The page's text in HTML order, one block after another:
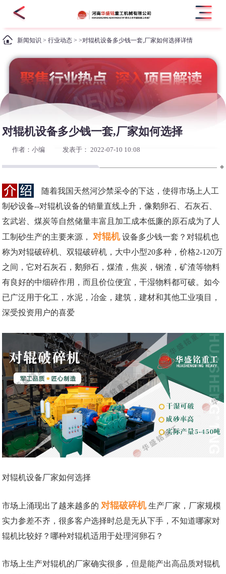
新闻知识 >行业动态 > >对辊机设备多少钱一套,厂家如何选择详情
对辊机设备多少钱一套,厂家如何选择
作者：小编 发表于： 2022-07-10 10:08
随着我国天然河沙禁采令的下达，使得市场上人工
制砂设备--对辊机设备的销量直线上升，像鹅卵石、石灰石、
玄武岩、煤炭等自然储量丰富且加工成本低廉的原石成为了人
工制砂生产的主要来源，
对辊机 设备多少钱一套？对辊机也
称为对辊破碎机、双辊破碎机，大中小型20多种，价格2-120万
之间，它对石灰石，鹅卵石，煤渣，焦炭，钢渣，矿渣等物料
有良好的中细碎作用，而且价位便宜，干湿物料都可破。如今
已广泛用于化工，水泥，冶金，建筑，建材和其他工业项目，
深受投资用户的喜爱
对辊机设备厂家如何选择
市场上涌现出了越来越多的 对辊破碎机 生产厂家，厂家规模
实力参差不齐，很多客户选择时总是无从下手，不知道哪家对
辊机比较好？哪种对辊机适用于处理河卵石？
市场上生产对辊机的厂家确实很多，但是能产出高品质对辊机